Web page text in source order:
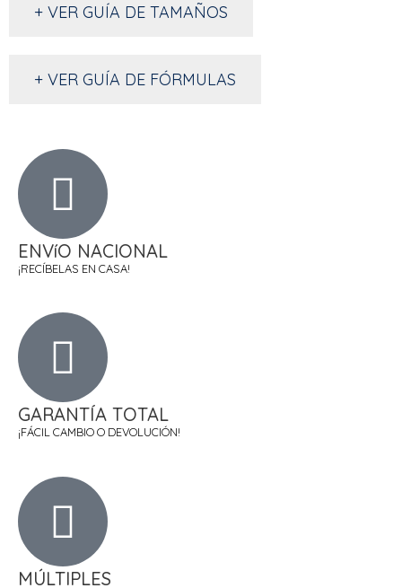
+ VER GUÍA DE TAMAÑOS
+ VER GUÍA DE FÓRMULAS
ENVíO NACIONAL
¡RECÍBELAS EN CASA!
GARANTÍA TOTAL
¡FÁCIL CAMBIO O DEVOLUCIÓN!
MÚLTIPLES